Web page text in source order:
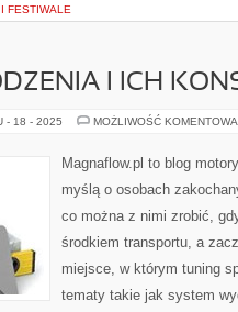
FESTIWALE
I ICH
- 18 - 2025 MOŻLIWOŚĆ
Magnaflow.pl to blog
myślą o osobach
co można z nimi zrobić,
środkiem transportu, a
miejsce, w którym tuning
tematy takie jak system